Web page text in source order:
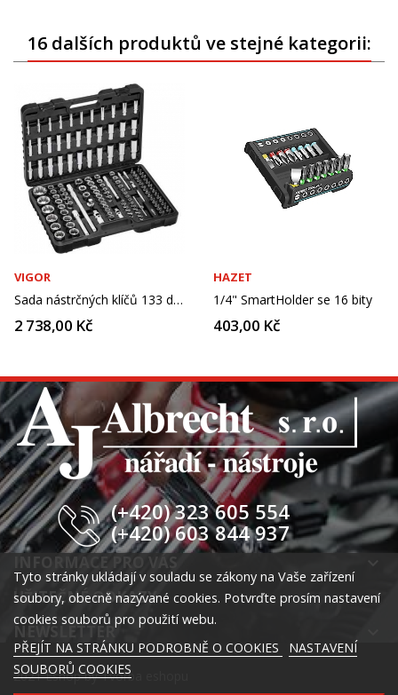
16 dalších produktů ve stejné kategorii:
VIGOR
Sada nástrčných klíčů 133 dílů
2 738,00 Kč
HAZET
1/4" SmartHolder se 16 bity
403,00 Kč
(+420) 323 605 554
(+420) 603 844 937
INFORMACE PRO VÁS keyboard_arrow_down
UŽITEČNÉ ODKAZY keyboard_arrow_down
NEWSLETTER
Tyto stránky ukládají v souladu se zákony na Vaše zařízení
soubory, obecně nazývané cookies. Potvrďte prosím nastavení
cookies souborů pro použití webu.
PŘEJÍT NA STRÁNKU PODROBNĚ O COOKIES
NASTAVENÍ
SOUBORŮ COOKIES
2021 Eshop byTvorba eshopu